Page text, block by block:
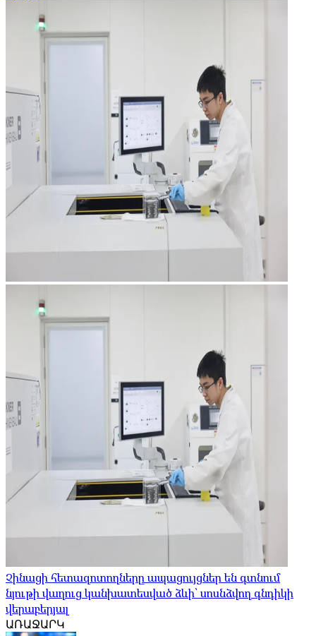
Չինացի հետազոտողները ապացույցներ են գտնում
նյութի վաղուց կանխատեսված ձևի՝ սոսնձվող գնդիկի
վերաբերյալ
ԱՌԱՋԱՐԿ